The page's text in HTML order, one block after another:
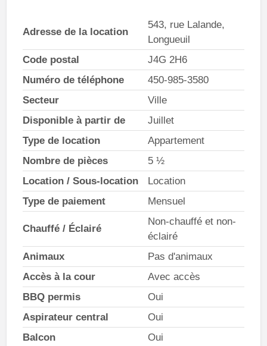
Adresse de la location
543, rue Lalande,
Longueuil
Code postal
J4G 2H6
Numéro de téléphone
450-985-3580
Secteur
Ville
Disponible à partir de
Juillet
Type de location
Appartement
Nombre de pièces
5 ½
Location / Sous-location
Location
Type de paiement
Mensuel
Chauffé / Éclairé
Non-chauffé et non-
éclairé
Animaux
Pas d'animaux
Accès à la cour
Avec accès
BBQ permis
Oui
Aspirateur central
Oui
Balcon
Oui